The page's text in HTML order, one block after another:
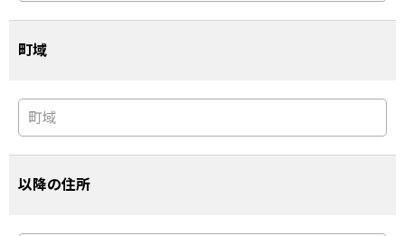
町域
以降の住所